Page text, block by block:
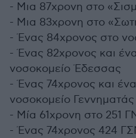
- Μια 87χρονη στο
- Μια 83χρονη στο
- Ένας 84χρονος στο
- Ένας 82χρονος και
νοσοκομείο Έδεσσας
- Ένας 74χρονος και
νοσοκομείο Γεννηματάς
- Μία 61χρονη στο 251
- Ένας 74χρονος 424